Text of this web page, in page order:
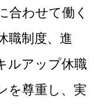
合わせて働く
職制度、進
ルアップ休職
を尊重し、実